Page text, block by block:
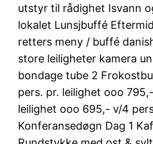
utstyr til rådighet Isvann
lokalet Lunsjbuffé
retters meny / buffé
store leiligheter kamera
bondage tube 2
pers. pr. leilighet ooo
leilighet ooo 695,- v/4
Konferansedøgn Dag 1